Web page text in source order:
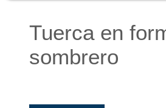
Tuerca en
sombrero